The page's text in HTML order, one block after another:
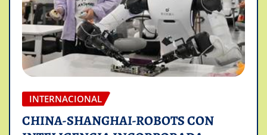
INTERNACIONAL
CHINA-SHANGHAI-ROBOTS CON